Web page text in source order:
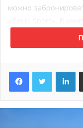
можно
(детский и
Пьера Фролла.
составляет 20 евро.
Звёзды